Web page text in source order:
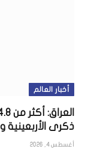
أخبار العالم
ذكرى
أغسطس 4, 2026